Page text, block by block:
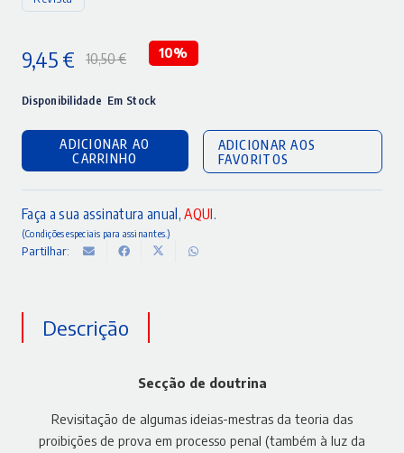
10,50€
preço
original
era:
10,50 €.
9,45 €
preço
atual
é:
9,45 €.
10%
Disponibilidade Em Stock
ADICIONAR AO
CARRINHO
ADICIONAR AOS
FAVORITOS
Faça a sua assinatura anual,AQUI.
(Condições especiais para assinantes.)
Partilhar:
Descrição
Secção de doutrina
Revisitação de algumas ideias-mestras da teoria das
proibições de prova em processo penal (também à luz da